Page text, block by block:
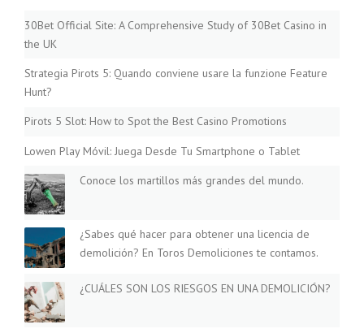
30Bet Official Site: A Comprehensive Study of 30Bet Casino in
the UK
Strategia Pirots 5: Quando conviene usare la funzione Feature
Hunt?
Pirots 5 Slot: How to Spot the Best Casino Promotions
Lowen Play Móvil: Juega Desde Tu Smartphone o Tablet
Conoce los martillos más grandes del mundo.
¿Sabes qué hacer para obtener una licencia de
demolición? En Toros Demoliciones te contamos.
¿CUÁLES SON LOS RIESGOS EN UNA DEMOLICIÓN?